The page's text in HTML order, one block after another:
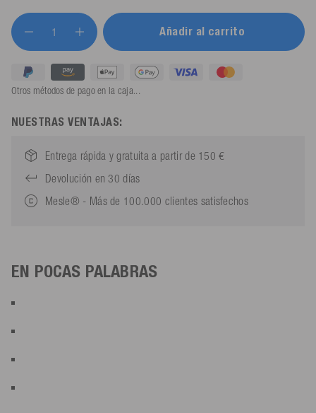
Añadir al carrito
Otros métodos de pago en la caja...
NUESTRAS VENTAJAS:
Entrega rápida y gratuita a partir de 150 €
Devolución en 30 días
Mesle® - Más de 100.000 clientes satisfechos
EN POCAS PALABRAS